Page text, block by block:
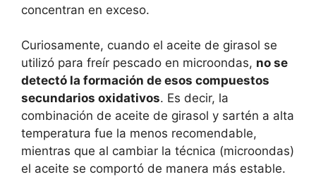
concentran en exceso.
Curiosamente, cuando el aceite de girasol se
utilizó para freír pescado en microondas, no se
detectó la formación de esos compuestos
secundarios oxidativos. Es decir, la
combinación de aceite de girasol y sartén a alta
temperatura fue la menos recomendable,
mientras que al cambiar la técnica (microondas)
el aceite se comportó de manera más estable.